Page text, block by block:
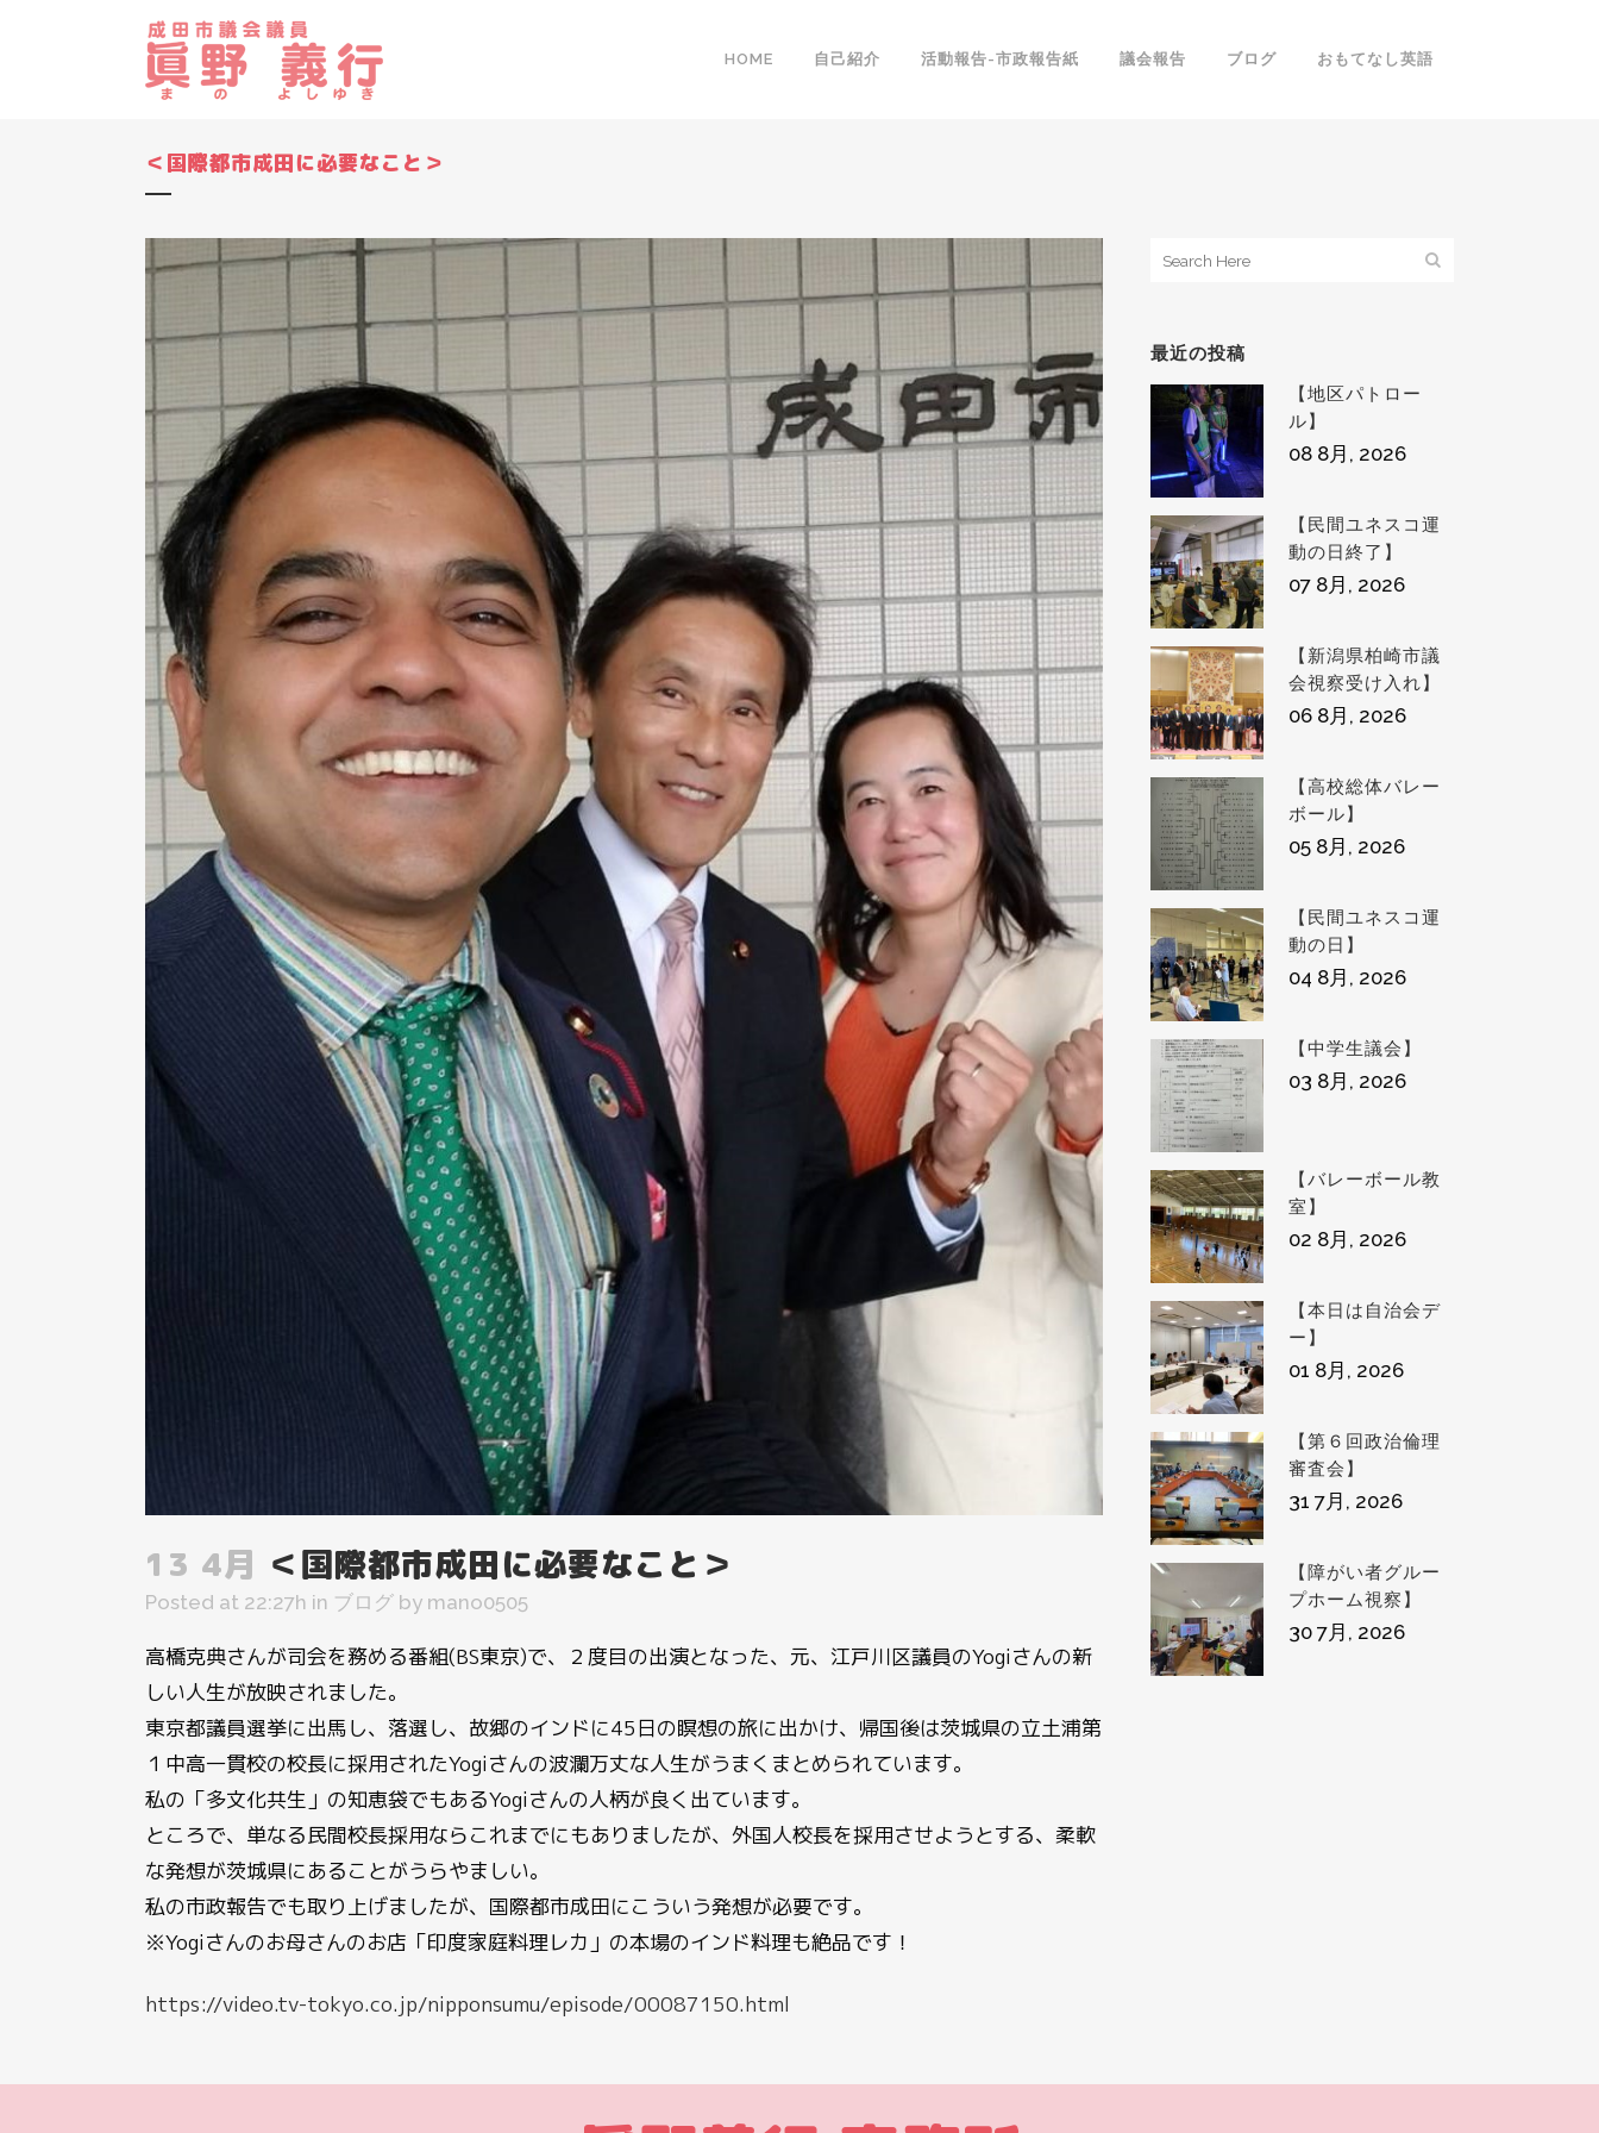
HOME 自己紹介 活動報告-市政報告紙 議会報告 ブログ おもてなし英語
＜国際都市成田に必要なこと＞
13 4月 ＜国際都市成田に必要なこと＞
Posted at 22:27h in ブログ by mano0505
高橋克典さんが司会を務める番組(BS東京)で、２度目の出演となった、元、江戸川区議員のYogiさんの新
しい人生が放映されました。
東京都議員選挙に出馬し、落選し、故郷のインドに45日の瞑想の旅に出かけ、帰国後は茨城県の立土浦第
１中高一貫校の校長に採用されたYogiさんの波瀾万丈な人生がうまくまとめられています。
私の「多文化共生」の知恵袋でもあるYogiさんの人柄が良く出ています。
ところで、単なる民間校長採用ならこれまでにもありましたが、外国人校長を採用させようとする、柔軟
な発想が茨城県にあることがうらやましい。
私の市政報告でも取り上げましたが、国際都市成田にこういう発想が必要です。
※Yogiさんのお母さんのお店「印度家庭料理レカ」の本場のインド料理も絶品です！
https://video.tv-tokyo.co.jp/nipponsumu/episode/00087150.html
最近の投稿
【地区パトロー
ル】
08 8月, 2026
【民間ユネスコ運
動の日終了】
07 8月, 2026
【新潟県柏崎市議
会視察受け入れ】
06 8月, 2026
【高校総体バレー
ボール】
05 8月, 2026
【民間ユネスコ運
動の日】
04 8月, 2026
【中学生議会】
03 8月, 2026
【バレーボール教
室】
02 8月, 2026
【本日は自治会デ
ー】
01 8月, 2026
【第６回政治倫理
審査会】
31 7月, 2026
【障がい者グルー
プホーム視察】
30 7月, 2026